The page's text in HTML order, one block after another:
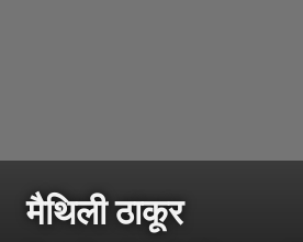
मैथिली ठाकूर